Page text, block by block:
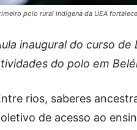
polo rural indígena da UEA
inaugural do curso
do polo em
rios, saberes
de acesso ao